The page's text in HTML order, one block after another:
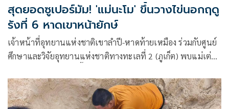
สุดยอดซูเปอร์มัม! 'แม่นะโม' ขึ้นวางไข่นอกฤดู
รังที่ 6 หาดเขาหน้ายักษ์
เจ้าหน้าที่อุทยานแห่งชาติเขาลำปี-หาดท้ายเหมือง ร่วมกับศูนย์
ศึกษาและวิจัยอุทยานแห่งชาติทางทะเลที่ 2 (ภูเก็ต) พบแม่เต่า